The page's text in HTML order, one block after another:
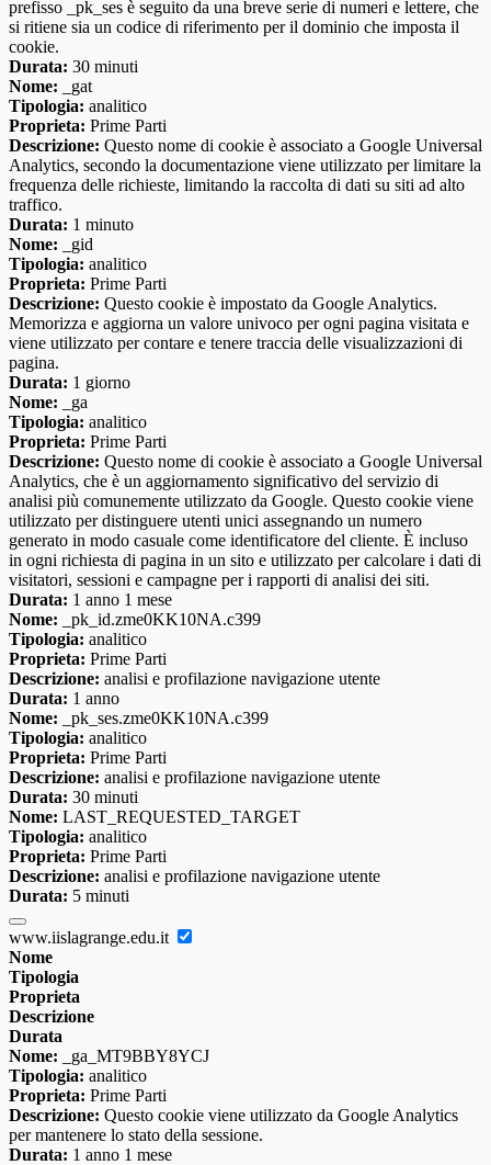
prefisso _pk_ses è seguito da una breve serie di numeri e lettere, che
si ritiene sia un codice di riferimento per il dominio che imposta il
cookie.
Durata: 30 minuti
Nome: _gat
Tipologia: analitico
Proprieta: Prime Parti
Descrizione: Questo nome di cookie è associato a Google Universal
Analytics, secondo la documentazione viene utilizzato per limitare la
frequenza delle richieste, limitando la raccolta di dati su siti ad alto
traffico.
Durata: 1 minuto
Nome: _gid
Tipologia: analitico
Proprieta: Prime Parti
Descrizione: Questo cookie è impostato da Google Analytics.
Memorizza e aggiorna un valore univoco per ogni pagina visitata e
viene utilizzato per contare e tenere traccia delle visualizzazioni di
pagina.
Durata: 1 giorno
Nome: _ga
Tipologia: analitico
Proprieta: Prime Parti
Descrizione: Questo nome di cookie è associato a Google Universal
Analytics, che è un aggiornamento significativo del servizio di
analisi più comunemente utilizzato da Google. Questo cookie viene
utilizzato per distinguere utenti unici assegnando un numero
generato in modo casuale come identificatore del cliente. È incluso
in ogni richiesta di pagina in un sito e utilizzato per calcolare i dati di
visitatori, sessioni e campagne per i rapporti di analisi dei siti.
Durata: 1 anno 1 mese
Nome: _pk_id.zme0KK10NA.c399
Tipologia: analitico
Proprieta: Prime Parti
Descrizione: analisi e profilazione navigazione utente
Durata: 1 anno
Nome: _pk_ses.zme0KK10NA.c399
Tipologia: analitico
Proprieta: Prime Parti
Descrizione: analisi e profilazione navigazione utente
Durata: 30 minuti
Nome: LAST_REQUESTED_TARGET
Tipologia: analitico
Proprieta: Prime Parti
Descrizione: analisi e profilazione navigazione utente
Durata: 5 minuti
www.iislagrange.edu.it
Nome
Tipologia
Proprieta
Descrizione
Durata
Nome: _ga_MT9BBY8YCJ
Tipologia: analitico
Proprieta: Prime Parti
Descrizione: Questo cookie viene utilizzato da Google Analytics
per mantenere lo stato della sessione.
Durata: 1 anno 1 mese